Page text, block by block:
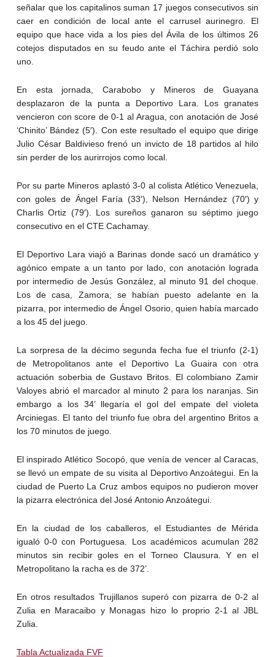
señalar que los capitalinos suman 17 juegos consecutivos sin
caer en condición de local ante el carrusel aurinegro. El
equipo que hace vida a los pies del Ávila de los últimos 26
cotejos disputados en su feudo ante el Táchira perdió solo
uno.
En esta jornada, Carabobo y Mineros de Guayana
desplazaron de la punta a Deportivo Lara. Los granates
vencieron con score de 0-1 al Aragua, con anotación de José
‘Chinito’ Bández (5′). Con este resultado el equipo que dirige
Julio César Baldivieso frenó un invicto de 18 partidos al hilo
sin perder de los aurirrojos como local.
Por su parte Mineros aplastó 3-0 al colista Atlético Venezuela,
con goles de Ángel Faría (33′), Nelson Hernández (70′) y
Charlis Ortiz (79′). Los sureños ganaron su séptimo juego
consecutivo en el CTE Cachamay.
El Deportivo Lara viajó a Barinas donde sacó un dramático y
agónico empate a un tanto por lado, con anotación lograda
por intermedio de Jesús González, al minuto 91 del choque.
Los de casa, Zamora, se habían puesto adelante en la
pizarra, por intermedio de Ángel Osorio, quien había marcado
a los 45 del juego.
La sorpresa de la décimo segunda fecha fue el triunfo (2-1)
de Metropolitanos ante el Deportivo La Guaira con otra
actuación soberbia de Gustavo Britos. El colombiano Zamir
Valoyes abrió el marcador al minuto 2 para los naranjas. Sin
embargo a los 34’ llegaría el gol del empate del violeta
Arciniegas. El tanto del triunfo fue obra del argentino Britos a
los 70 minutos de juego.
El inspirado Atlético Socopó, que venía de vencer al Caracas,
se llevó un empate de su visita al Deportivo Anzoátegui. En la
ciudad de Puerto La Cruz ambos equipos no pudieron mover
la pizarra electrónica del José Antonio Anzoátegui.
En la ciudad de los caballeros, el Estudiantes de Mérida
igualó 0-0 con Portuguesa. Los académicos acumulan 282
minutos sin recibir goles en el Torneo Clausura. Y en el
Metropolitano la racha es de 372’.
En otros resultados Trujillanos superó con pizarra de 0-2 al
Zulia en Maracaibo y Monagas hizo lo proprio 2-1 al JBL
Zulia.
Tabla Actualizada FVF